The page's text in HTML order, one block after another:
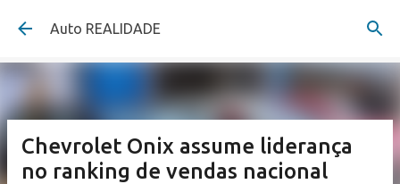
Pular para o conteúdo principal
Auto REALIDADE
Chevrolet Onix assume liderança
no ranking de vendas nacional